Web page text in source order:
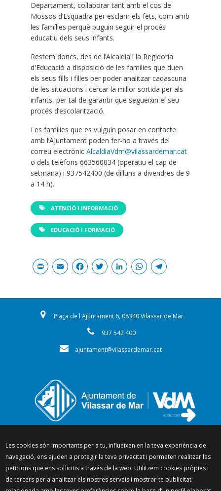
Departament, col·laborar tant amb el cos de
Mossos d’Esquadra per esclarir els fets, com amb
les famílies perquè puguin seguir el procés
educatiu dels seus infants.
Restem doncs, des de l’Alcaldia i la Regidoria
d'Educació a disposició de les famílies que duen
els seus fills i filles per poder analitzar cadascuna
de les situacions i cercar la millor sortida per als
infants, per tal de garantir que segueixin el seu
procés d’escolarització.
Les famílies que es vulguin posar en contacte
amb l’Ajuntament poden fer-ho a través del
correu electrònic AlcaldiaVdm@vilassardemar.cat
o dels telèfons 663560034 (operatiu el cap de
setmana) i 937542400 (de dilluns a divendres de 9
a 14 h).
ATENCIÓ I INFORMACIÓ
EDUCACIÓ I FORMACIÓ
PrintEmailFacebook
Twitter
LinkedIn
Plaça de l'Ajuntament 6, 08340 Vilassar de Mar
937 542 400
ajuntament@vilassardemar.cat
Segueix-nos a:
Les cookies són importants per a tu, influeixen en la teva experiència de
navegació, ens ajuden a protegir la teva privacitat i permeten realitzar les
peticions que ens sol·licitis a través de la web. Utilitzem cookies pròpies i
de tercers per a analitzar els nostres serveis i mostrar-te publicitat